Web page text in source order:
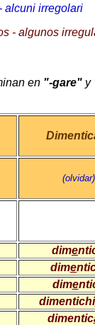
alcuni irregolari
- algunos
en "-gare" y
(olvidar)
dime
dime
dime
dimentichi
dimentic